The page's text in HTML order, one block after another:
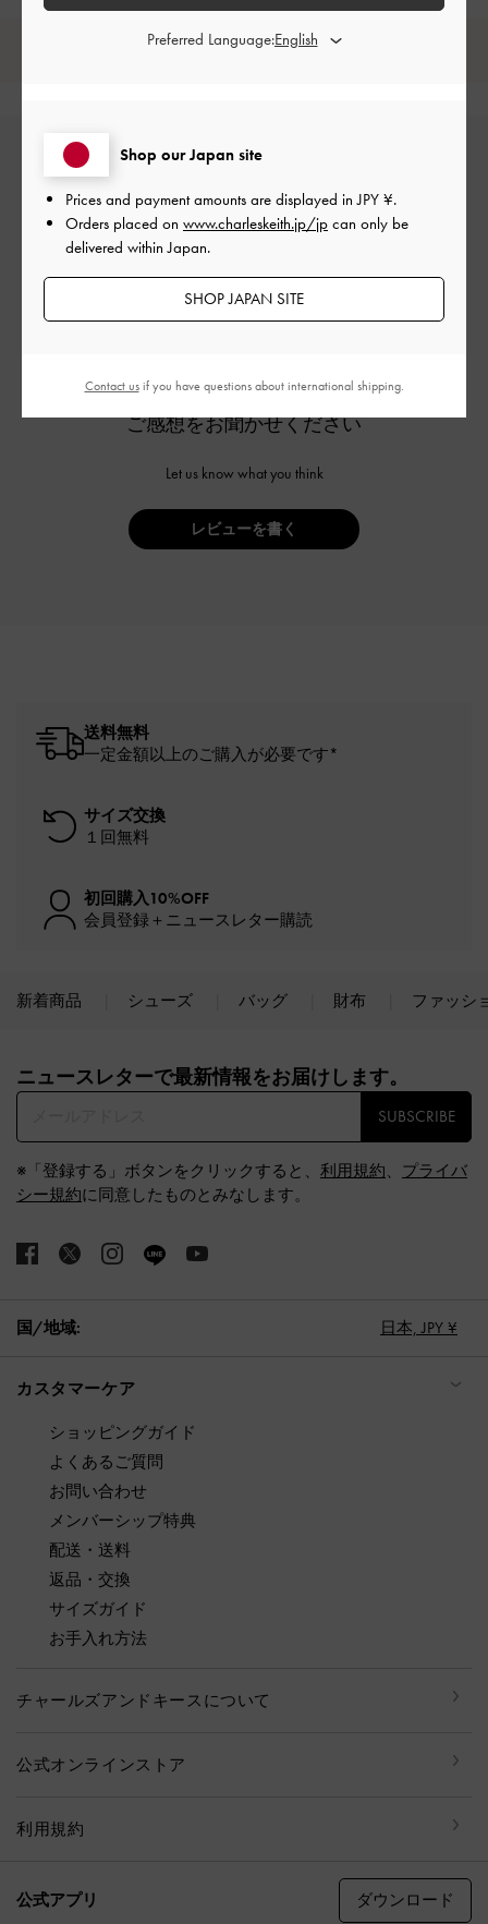
レビューは購入した方のみ投稿ができます。
カスタマーレビュー
ご感想をお聞かせください
Let us know what you think
レビューを書く
送料無料
一定金額以上のご購入が必要です*
サイズ交換
１回無料
初回購入10%OFF
会員登録＋ニュースレター購読
新着商品 シューズ バッグ 財布 ファッシ
ニュースレターで最新情報をお届けします。​
SUBSCRIBE
※「登録する」ボタンをクリックすると、 利用規約、 プライバ
シー規約に同意したものとみなします。
国/地域: 日本, JPY ¥
カスタマーケア
ショッピングガイド
よくあるご質問
お問い合わせ
メンバーシップ特典
配送・送料
返品・交換
サイズガイド
お手入れ方法
チャールズアンドキースについて
公式オンラインストア
利用規約
公式アプリ ダウンロード
Shop our Japan site
Prices and payment amounts are displayed inJPY ¥.
Orders placed on www.charleskeith.jp/jp can only be
delivered within Japan.
SHOP JAPAN SITE
Preferred Language:
Contact usif you have questions about international shipping.